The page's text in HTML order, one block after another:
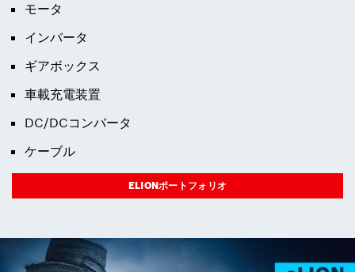
モータ
インバータ
ギアボックス
車載充電装置
DC/DCコンバータ
ケーブル
ELIONポートフォリオ